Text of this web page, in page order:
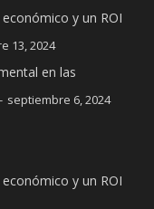
y un ROI
13, 2024
en las
septiembre 6, 2024
y un ROI